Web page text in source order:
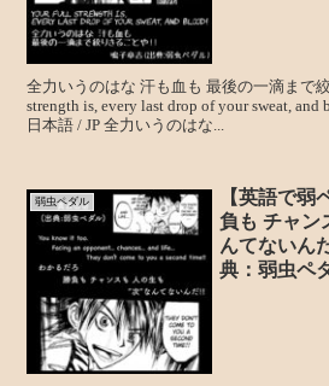
全力いうのはな 汗も血も 最後の一滴まで
strength is, every last drop of your sweat,
日本語 / JP 全力いうのはな...
弱虫ペダル
【英語で弱
負も チャン
んてないん
典：弱虫ペ